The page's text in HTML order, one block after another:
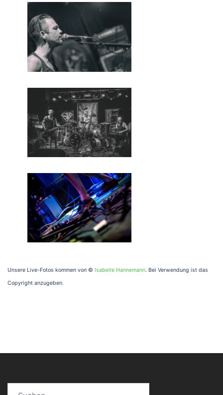
Unsere Live-Fotos kommen von © Isabelle Hannemann. Bei Verwendung ist das
Copyright anzugeben.